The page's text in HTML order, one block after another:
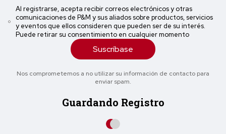
Al registrarse, acepta recibir correos electrónicos y otras
comunicaciones de P&M y sus aliados sobre productos, servicios
y eventos que ellos consideren que pueden ser de su interés.
Puede retirar su consentimiento en cualquier momento
Suscríbase
Nos comprometemos a no utilizar su información de contacto para
enviar spam.
Guardando Registro